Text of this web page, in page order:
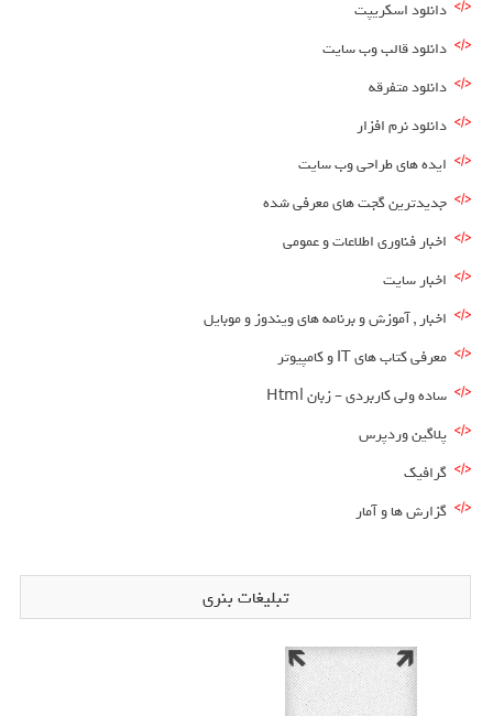
دانلود اسکریپت
دانلود قالب وب سایت
دانلود متفرقه
دانلود نرم افزار
ایده های طراحی وب سایت
جدیدترین گجت های معرفی شده
اخبار فناوری اطلاعات و عمومی
اخبار سایت
اخبار , آموزش و برنامه های ویندوز و موبایل
معرفی کتاب های IT و کامپیوتر
ساده ولی کاربردی – زبان Html
پلاگین وردپرس
گرافیک
گزارش ها و آمار
تبلیغات بنری